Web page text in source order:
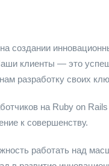
клиенты — это
разработку своих
на Ruby on
к совершенству.
работать над